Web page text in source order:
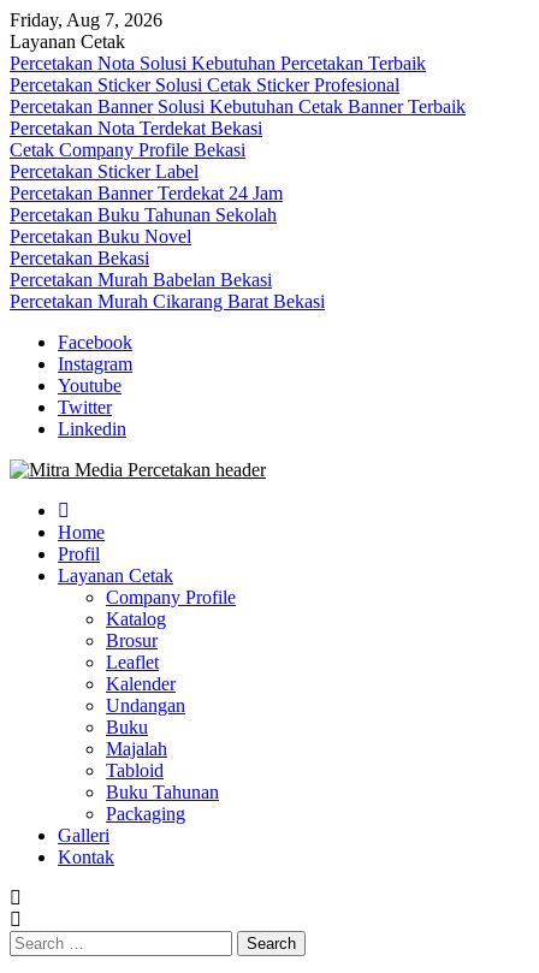
Skip
to
content
Friday, Aug 7, 2026
Layanan Cetak
Percetakan Nota Solusi Kebutuhan Percetakan Terbaik
Percetakan Sticker Solusi Cetak Sticker Profesional
Percetakan Banner Solusi Kebutuhan Cetak Banner Terbaik
Percetakan Nota Terdekat Bekasi
Cetak Company Profile Bekasi
Percetakan Sticker Label
Percetakan Banner Terdekat 24 Jam
Percetakan Buku Tahunan Sekolah
Percetakan Buku Novel
Percetakan Bekasi
Percetakan Murah Babelan Bekasi
Percetakan Murah Cikarang Barat Bekasi
Facebook
Instagram
Youtube
Twitter
Linkedin
Mitra Media Percetakan Bekasi
0813-1670-6191
0813-1670-6191 (Call/WA) Perusahaan Tempat Alamat Jasa Pusat
Percetakan Bekasi Barat Timur Utara Selatan Murah 24 Jam
Home
Profil
Layanan Cetak
Company Profile
Katalog
Brosur
Leaflet
Kalender
Undangan
Buku
Majalah
Tabloid
Buku Tahunan
Packaging
Galleri
Kontak
Search
for: